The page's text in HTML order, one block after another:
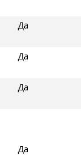
Да
Да
Да
Да